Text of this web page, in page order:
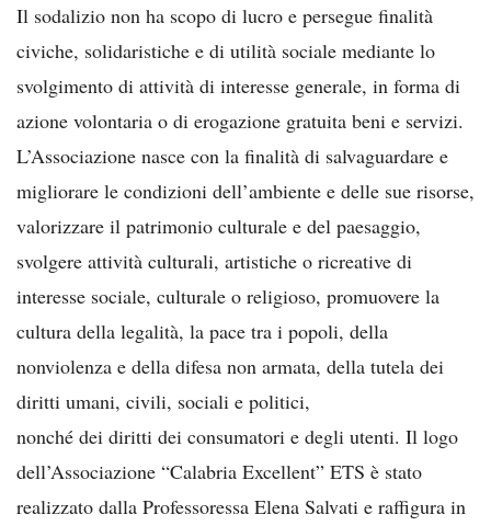
Il sodalizio non ha scopo di lucro e persegue finalità
civiche, solidaristiche e di utilità sociale mediante lo
svolgimento di attività di interesse generale, in forma di
azione volontaria o di erogazione gratuita beni e servizi.
L’Associazione nasce con la finalità di salvaguardare e
migliorare le condizioni dell’ambiente e delle sue risorse,
valorizzare il patrimonio culturale e del paesaggio,
svolgere attività culturali, artistiche o ricreative di
interesse sociale, culturale o religioso, promuovere la
cultura della legalità, la pace tra i popoli, della
nonviolenza e della difesa non armata, della tutela dei
diritti umani, civili, sociali e politici,
nonché dei diritti dei consumatori e degli utenti. Il logo
dell’Associazione “Calabria Excellent” ETS è stato
realizzato dalla Professoressa Elena Salvati e raffigura in